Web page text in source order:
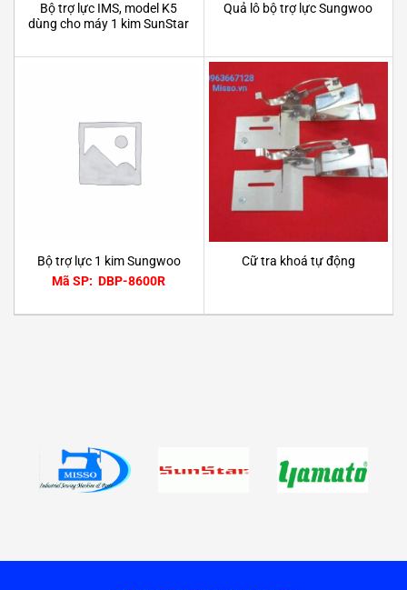
Bộ trợ lực IMS, model K5
dùng cho máy 1 kim SunStar
Quả lô bộ trợ lực Sungwoo
Bộ trợ lực 1 kim Sungwoo
Mã SP: DBP-8600R
Cữ tra khoá tự động